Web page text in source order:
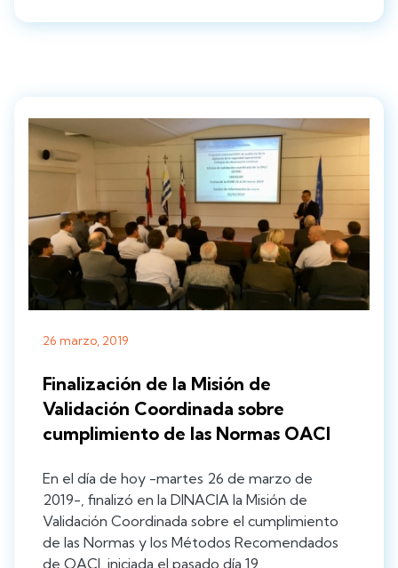
26 marzo, 2019
Finalización de la Misión de
Validación Coordinada sobre
cumplimiento de las Normas OACI
En el día de hoy -martes 26 de marzo de
2019-, finalizó en la DINACIA la Misión de
Validación Coordinada sobre el cumplimiento
de las Normas y los Métodos Recomendados
de OACI, iniciada el pasado día 19.